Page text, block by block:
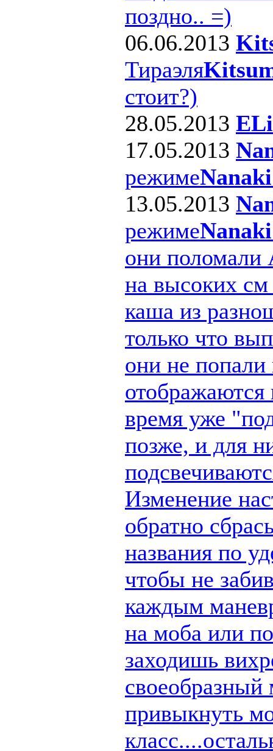
поздно.. =)
06.06.2013
Тираэля
стоит?)
28.05.2013 ELi
17.05.2013
режиме
13.05.2013
режиме
они поломали
на высоких
каша из
только что
они не попали
время уже
позже, и для
Изменение
обратно
названия по
чтобы не
каждым
на моба или
заходишь
своеобразный
привыкнуть